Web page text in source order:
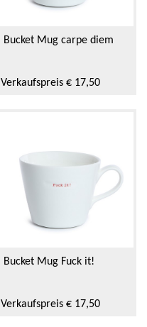
Bucket Mug carpe diem
Verkaufspreis € 17,50
Bucket Mug Fuck it!
Verkaufspreis € 17,50